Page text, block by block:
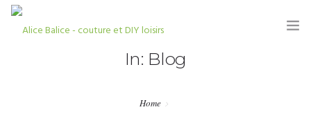
In: Blog
Home